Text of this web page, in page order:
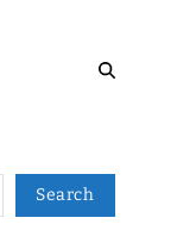
Search